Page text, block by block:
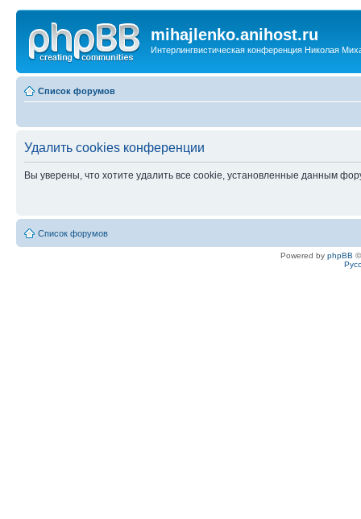
mihajlenko.anihost.ru
Интерлингвистическая конференция Николая
Список форумов
Удалить cookies конференции
Вы уверены, что хотите удалить все cookie, установленные данным
Список форумов
Powered by phpBB